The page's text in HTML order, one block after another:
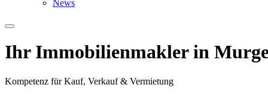
News
Ihr Immobilien­­­makler in
Kompetenz für Kauf, Verkauf & Vermietung